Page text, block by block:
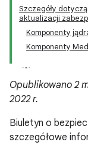
Szczegóły
aktualizacji
Komponenty
Komponenty
Opublikowano 2
2022 r.
Biuletyn o
szczegółowe